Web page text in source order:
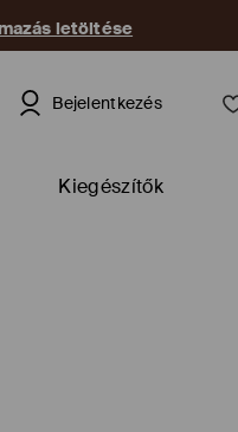
Alkalmazás letöltése
Bejelentkezés
Kiegészítők